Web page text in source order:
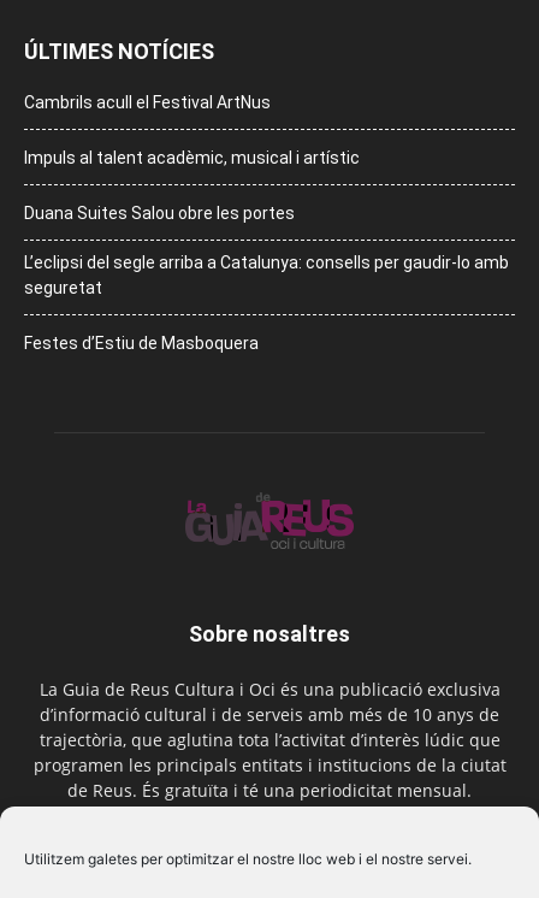
Utilitzem galetes per optimitzar el nostre lloc web i el nostre servei.
ÚLTIMES NOTÍCIES
Cambrils acull el Festival ArtNus
Impuls al talent acadèmic, musical i artístic
Duana Suites Salou obre les portes
L’eclipsi del segle arriba a Catalunya: consells per gaudir-lo amb
seguretat
Festes d’Estiu de Masboquera
Sobre nosaltres
La Guia de Reus Cultura i Oci és una publicació exclusiva
d’informació cultural i de serveis amb més de 10 anys de
trajectòria, que aglutina tota l’activitat d’interès lúdic que
programen les principals entitats i institucions de la ciutat
de Reus. És gratuïta i té una periodicitat mensual.